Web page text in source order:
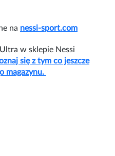
na nessi-sport.com
w sklepie Nessi
się z tym co jeszcze
magazynu.